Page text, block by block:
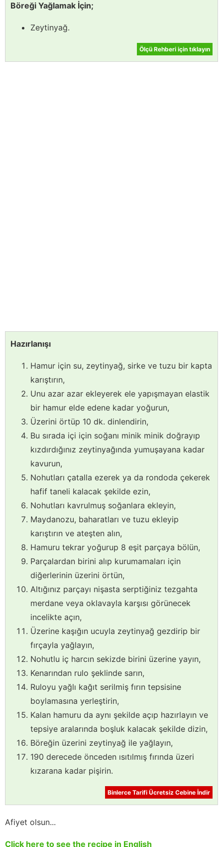
Böreği Yağlamak İçin;
Zeytinyağ.
Ölçü Rehberi için tıklayın
Hazırlanışı
Hamur için su, zeytinyağ, sirke ve tuzu bir kapta
karıştırın,
Unu azar azar ekleyerek ele yapışmayan elastik
bir hamur elde edene kadar yoğurun,
Üzerini örtüp 10 dk. dinlendirin,
Bu sırada içi için soğanı minik minik doğrayıp
kızdırdığınız zeytinyağında yumuşayana kadar
kavurun,
Nohutları çatalla ezerek ya da rondoda çekerek
hafif taneli kalacak şekilde ezin,
Nohutları kavrulmuş soğanlara ekleyin,
Maydanozu, baharatları ve tuzu ekleyip
karıştırın ve ateşten alın,
Hamuru tekrar yoğurup 8 eşit parçaya bölün,
Parçalardan birini alıp kurumamaları için
diğerlerinin üzerini örtün,
Altığınız parçayı nişasta serptiğiniz tezgahta
merdane veya oklavayla karşısı görünecek
incelikte açın,
Üzerine kaşığın ucuyla zeytinyağ gezdirip bir
fırçayla yağlayın,
Nohutlu iç harcın sekizde birini üzerine yayın,
Kenarından rulo şeklinde sarın,
Ruloyu yağlı kağıt serilmiş fırın tepsisine
boylamasına yerleştirin,
Kalan hamuru da aynı şekilde açıp hazırlayın ve
tepsiye aralarında boşluk kalacak şekilde dizin,
Böreğin üzerini zeytinyağ ile yağlayın,
190 derecede önceden ısıtılmış fırında üzeri
kızarana kadar pişirin.
Binlerce Tarifi Ücretsiz Cebine İndir
Afiyet olsun...
Click here to see the recipe in English